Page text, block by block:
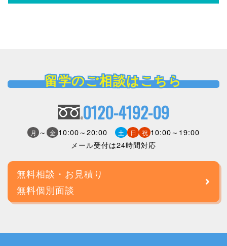
留学のご相談はこちら
0120-4192-09
月 ～ 金 10:00～20:00 土 日 祝 10:00～19:00
メール受付は24時間対応
無料相談・お見積り
無料個別面談